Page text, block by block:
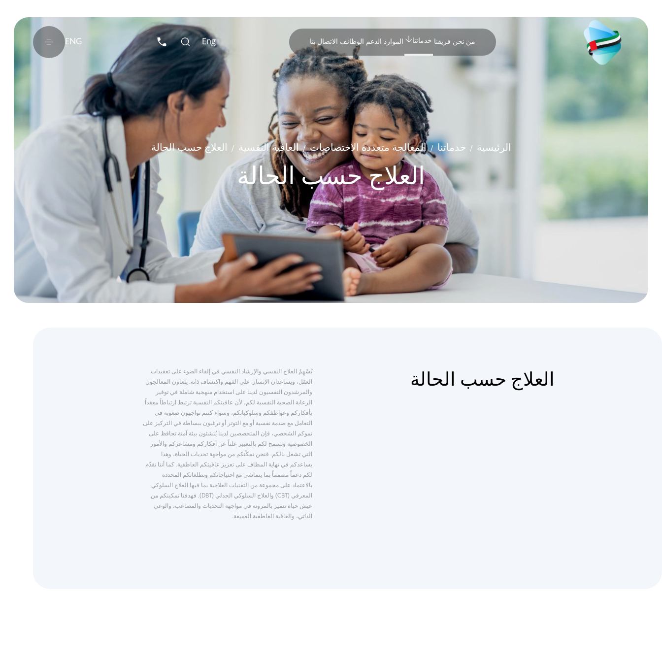
من نحن فريقنا خدماتنا الموارد الدعم الوظائف الاتصال بنا Eng
ENG
الرئيسية / خدماتنا / المعالجة متعددة الاختصاصات / العافية النفسية / العلاج حسب الحالة
العلاج حسب الحالة
العلاج حسب الحالة
يُسْهِمُ العلاج النفسي والإرشاد النفسي في إلقاء الضوء على تعقيدات
العقل، ويساعدان الإنسان على الفهم واكتشاف ذاته. يتعاون المعالجون
والمرشدون النفسيون لدينا على استخدام منهجية شاملة في توفير
الرعاية الصحية النفسية لكم، لأن عافيتكم النفسية ترتبط ارتباطاً معقداً
بأفكاركم وعواطفكم وسلوكياتكم، وسواء كنتم تواجهون صعوبة في
التعامل مع صدمة نفسية أو مع التوتر أو ترغبون ببساطة في التركيز على
نموكم الشخصي، فإن المتخصصين لدينا يُنشئون بيئة آمنة تحافظ على
الخصوصية وتسمح لكم بالتعبير علناً عن أفكاركم ومشاعركم والأمور
التي تشغل بالكم. فنحن نمكّنكم من مواجهة تحديات الحياة، وهذا
يساعدكم في نهاية المطاف على تعزيز عافيتكم العاطفية. كما أننا نقدّم
لكم دعماً مصمماً بما يتماشى مع احتياجاتكم وتطلعاتكم المحددة
بالاعتماد على مجموعة من التقنيات العلاجية بما فيها العلاج السلوكي
المعرفي (CBT) والعلاج السلوكي الجدلي (DBT). فهدفنا تمكينكم من
عيش حياة تتميز بالمرونة في مواجهة التحديات والمصاعب، والوعي
الذاتي، والعافية العاطفية العميقة.